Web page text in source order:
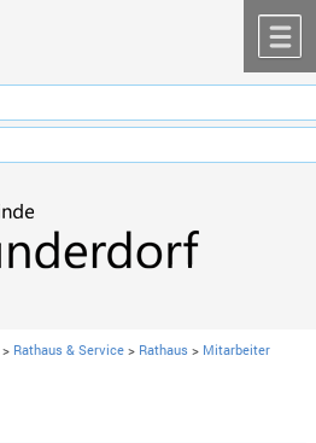
> Rathaus & Service > Rathaus > Mitarbeiter